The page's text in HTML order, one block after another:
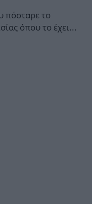
πόσταρε το
όπου το έχει...